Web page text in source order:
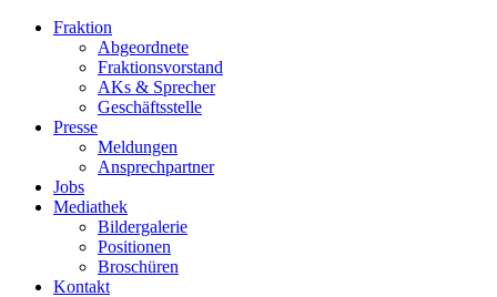
Fraktion
Abgeordnete
Fraktions­vorstand
AKs & Sprecher
Geschäftsstelle
Presse
Meldungen
Ansprechpartner
Jobs
Mediathek
Bildergalerie
Positionen
Broschüren
Kontakt